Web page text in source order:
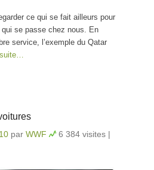
ce qui se fait ailleurs pour
se passe chez nous. En
service, l’exemple du Qatar
par WWF 6 384 visites |